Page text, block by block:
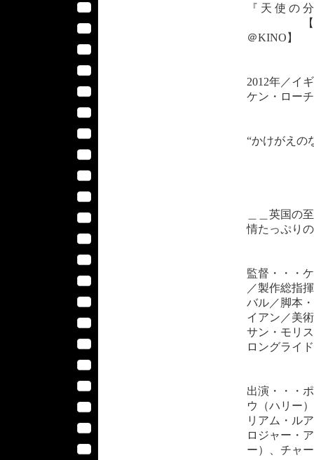
『 天 使 の
【2013年
＠KINO】
2012年／イ
ケン・ロー
“かけがえの
＿＿英国の
情たっぷり
監督・・・
／製作総指
バル／脚本
イアン／美
サン・モリ
ロングライド
出演・・・
ウ（ハリー
リアム・ル
ロジャー・
ー）、チャ